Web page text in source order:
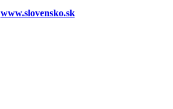
www.slovensko.sk